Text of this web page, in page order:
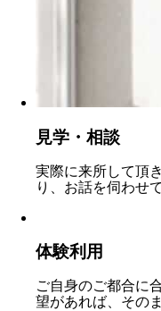
見学・相談
実際に来所して頂
り、お話を伺わせ
体験利用
ご自身のご都合に
望があれば、その